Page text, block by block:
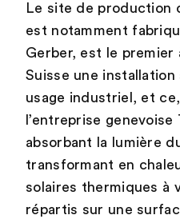
Le site de production
est notamment
Gerber, est le premier
Suisse une
usage industriel, et
l’entreprise genevoise
absorbant la lumière
transformant en
solaires thermiques à
répartis sur une